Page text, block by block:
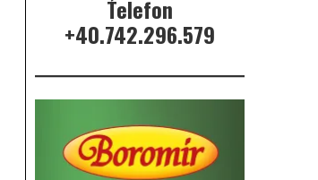
Telefon
+40.742.296.579